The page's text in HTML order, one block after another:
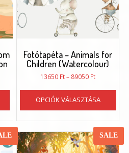
ki
Fotótapéta – Animals for
Children (Watercolour)
13650 Ft– 89050 Ft
89050 Ft
OPCIÓK VÁLASZTÁSA
van.
Ft
Ennek
terméknek
több
variációja
van.
SALE